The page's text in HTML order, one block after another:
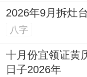
2026年9月拆灶
八字
十月份宜领证黄
日子2026年